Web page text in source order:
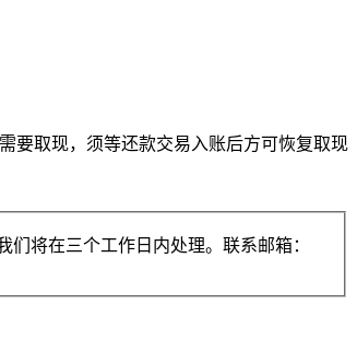
要取现，须等还款交易入账后方可恢复取现
将在三个工作日内处理。联系邮箱：